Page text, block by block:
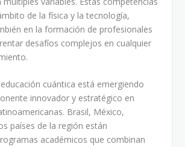
de la física y la tecnología,
en la formación de profesionales
desafíos complejos en cualquier
cuántica está emergiendo
innovador y estratégico en
Brasil, México,
países de la región están
académicos que combinan